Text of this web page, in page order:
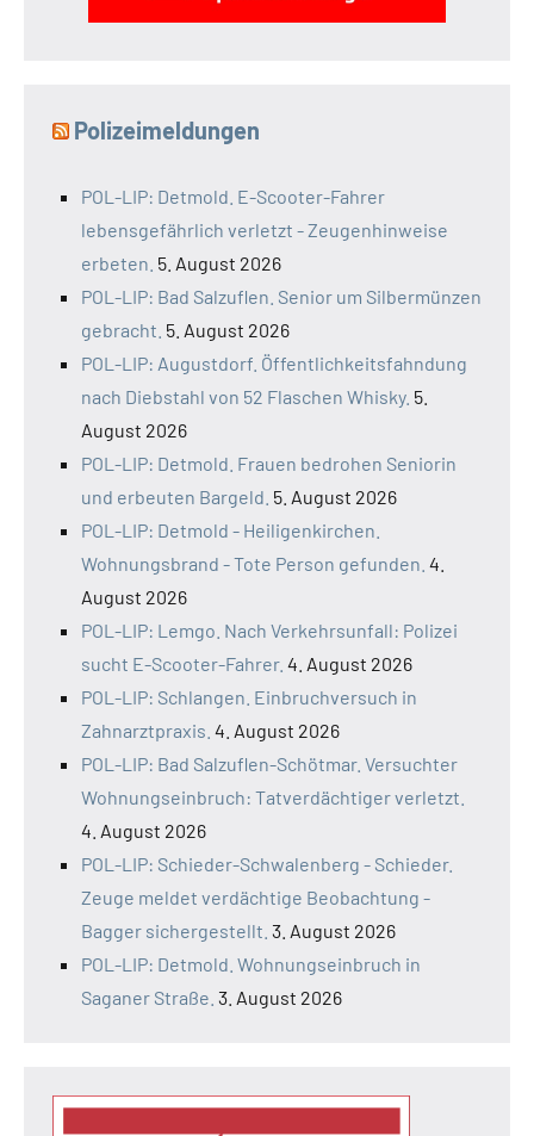
Polizeimeldungen
POL-LIP: Detmold. E-Scooter-Fahrer
lebensgefährlich verletzt - Zeugenhinweise
erbeten. 5. August 2026
POL-LIP: Bad Salzuflen. Senior um Silbermünzen
gebracht. 5. August 2026
POL-LIP: Augustdorf. Öffentlichkeitsfahndung
nach Diebstahl von 52 Flaschen Whisky. 5.
August 2026
POL-LIP: Detmold. Frauen bedrohen Seniorin
und erbeuten Bargeld. 5. August 2026
POL-LIP: Detmold - Heiligenkirchen.
Wohnungsbrand - Tote Person gefunden. 4.
August 2026
POL-LIP: Lemgo. Nach Verkehrsunfall: Polizei
sucht E-Scooter-Fahrer. 4. August 2026
POL-LIP: Schlangen. Einbruchversuch in
Zahnarztpraxis. 4. August 2026
POL-LIP: Bad Salzuflen-Schötmar. Versuchter
Wohnungseinbruch: Tatverdächtiger verletzt.
4. August 2026
POL-LIP: Schieder-Schwalenberg - Schieder.
Zeuge meldet verdächtige Beobachtung -
Bagger sichergestellt. 3. August 2026
POL-LIP: Detmold. Wohnungseinbruch in
Saganer Straße. 3. August 2026